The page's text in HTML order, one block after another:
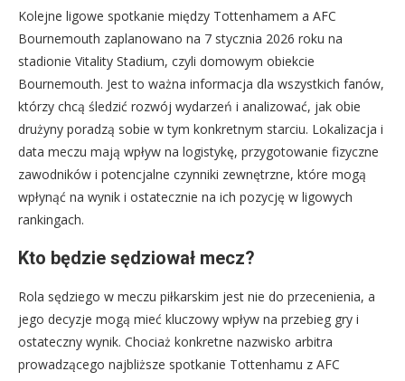
Kolejne ligowe spotkanie między Tottenhamem a AFC
Bournemouth zaplanowano na 7 stycznia 2026 roku na
stadionie Vitality Stadium, czyli domowym obiekcie
Bournemouth. Jest to ważna informacja dla wszystkich fanów,
którzy chcą śledzić rozwój wydarzeń i analizować, jak obie
drużyny poradzą sobie w tym konkretnym starciu. Lokalizacja i
data meczu mają wpływ na logistykę, przygotowanie fizyczne
zawodników i potencjalne czynniki zewnętrzne, które mogą
wpłynąć na wynik i ostatecznie na ich pozycję w ligowych
rankingach.
Kto będzie sędziował mecz?
Rola sędziego w meczu piłkarskim jest nie do przecenienia, a
jego decyzje mogą mieć kluczowy wpływ na przebieg gry i
ostateczny wynik. Chociaż konkretne nazwisko arbitra
prowadzącego najbliższe spotkanie Tottenhamu z AFC